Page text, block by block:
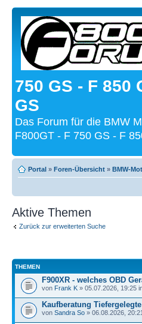
750 GS - F 850
GS
Das Forum für die BMW
F800GT - F 750 GS - F
Portal » Foren-Übersicht » BMW-
Aktive Themen
Zurück zur erweiterten Suche
THEMEN
F900XR - welches OBD
von Frank K » 05.07.2026, 19:25
Kaufberatung
von Sandra So » 06.08.2026,